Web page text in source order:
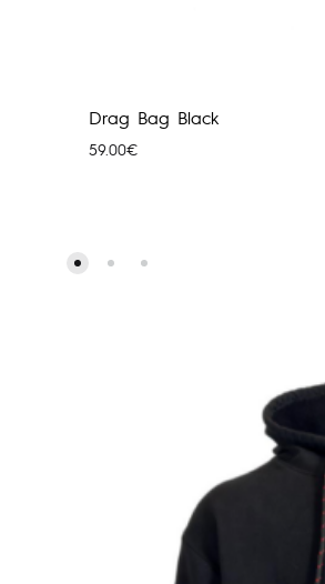
Drag Bag Black
59.00€